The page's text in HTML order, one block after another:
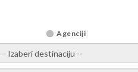
Agenciji
- izaberi destinaciju -